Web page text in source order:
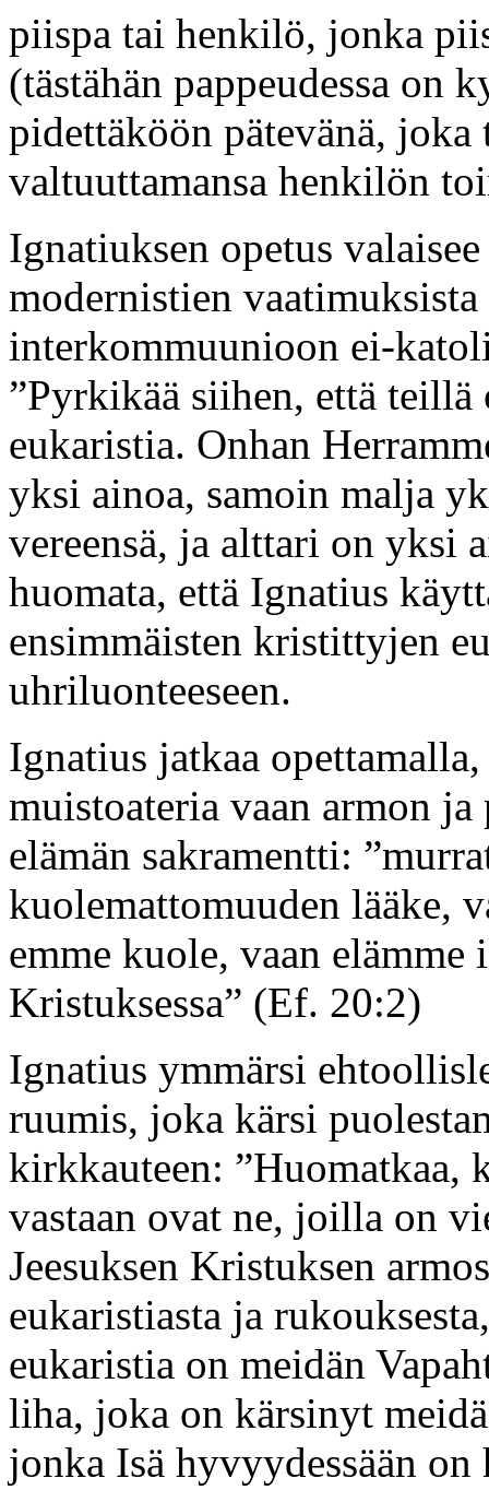
piispa tai henkilö, jonka
(tästähän pappeudessa on
pidettäköön pätevänä,
valtuuttamansa henkilön
Ignatiuksen opetus
modernistien
interkommuunioon ei-
”Pyrkikää siihen, että
eukaristia. Onhan
yksi ainoa, samoin malja
vereensä, ja alttari on
huomata, että Ignatius
ensimmäisten kristittyjen
uhriluonteeseen.
Ignatius jatkaa
muistoateria vaan armon
elämän sakramentti:
kuolemattomuuden lääke,
emme kuole, vaan elämme
Kristuksessa” (Ef. 20:2)
Ignatius ymmärsi
ruumis, joka kärsi
kirkkauteen: ”Huomatkaa,
vastaan ovat ne, joilla on
Jeesuksen Kristuksen
eukaristiasta ja
eukaristia on meidän
liha, joka on kärsinyt
jonka Isä hyvyydessään